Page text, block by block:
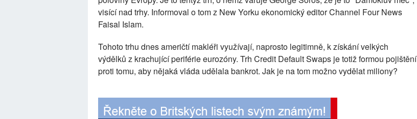
visící nad trhy. Informoval o tom z New Yorku ekonomický editor Channel Four News
Faisal Islam.
Tohoto trhu dnes američtí makléři využívají, naprosto legitimně, k získání velkých
výdělků z krachující periférie eurozóny. Trh Credit Default Swaps je totiž formou pojištění
proti tomu, aby nějaká vláda udělala bankrot. Jak je na tom možno vydělat miliony?